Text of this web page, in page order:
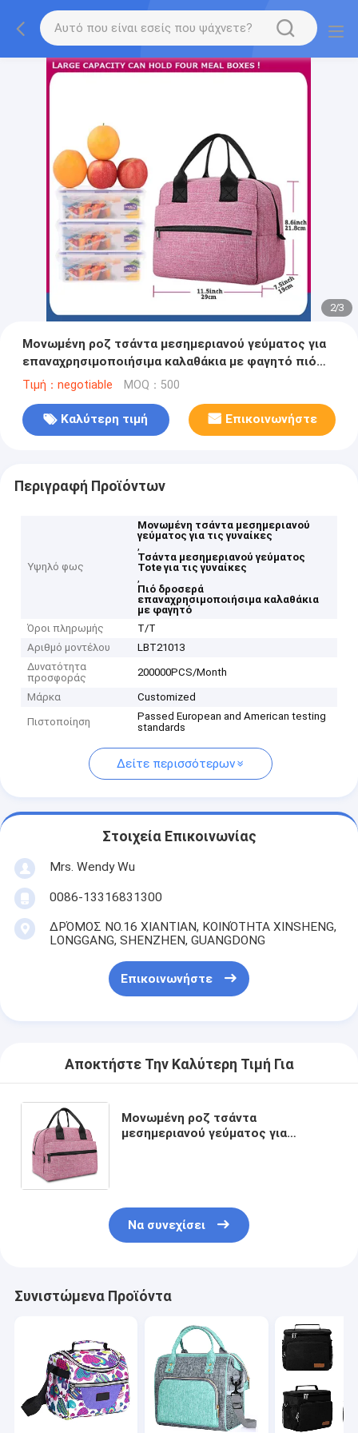
2/3
Μονωμένη ροζ τσάντα μεσημεριανού γεύματος για
επαναχρησιμοποιήσιμα καλαθάκια με φαγητό πιό
δροσερό Tote κιβωτίων γυναικών τα μεγάλα
Τιμή：negotiable MOQ：500
Καλύτερη τιμή Επικοινωνήστε
Περιγραφή Προϊόντων
Υψηλό φως
Μονωμένη τσάντα μεσημεριανού
γεύματος για τις γυναίκες
,
Τσάντα μεσημεριανού γεύματος
Tote για τις γυναίκες
,
Πιό δροσερά
επαναχρησιμοποιήσιμα καλαθάκια
με φαγητό
Όροι πληρωμής
T/T
Αριθμό μοντέλου
LBT21013
Δυνατότητα
προσφοράς
200000PCS/Month
Μάρκα Customized
Πιστοποίηση
Passed European and American testing
standards
Δείτε περισσότερων
Στοιχεία Επικοινωνίας
Mrs. Wendy Wu
0086-13316831300
ΔΡΌΜΟΣ NO.16 XIANTIAN, ΚΟΙΝΌΤΗΤΑ XINSHENG,
LONGGANG, SHENZHEN, GUANGDONG
Επικοινωνήστε
Αποκτήστε Την Καλύτερη Τιμή Για
Μονωμένη ροζ τσάντα
μεσημεριανού γεύματος για
Να συνεχίσει
Συνιστώμενα Προϊόντα